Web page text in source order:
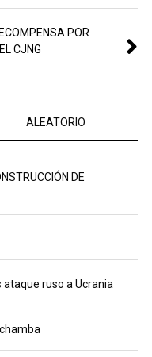
POR
CJNG
ALEATORIO
DE
ruso a Ucrania